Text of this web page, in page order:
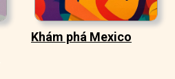
Khám phá Mexico